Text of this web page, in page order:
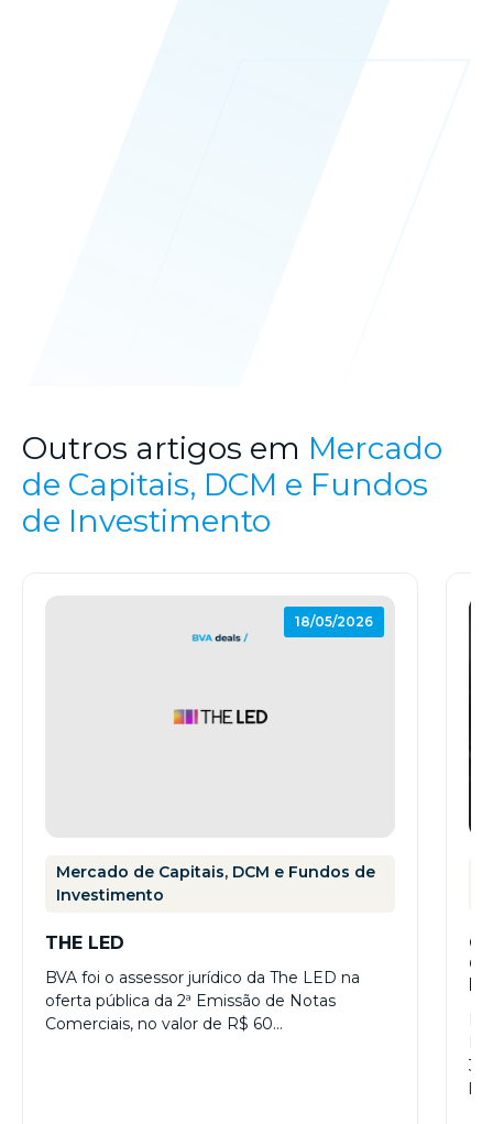
Outros artigos em Mercado
de Capitais, DCM e Fundos
de Investimento
18/05/2026
Mercado de Capitais, DCM e Fundos de
Investimento
THE LED
BVA foi o assessor jurídico da The LED na
oferta pública da 2ª Emissão de Notas
Comerciais, no valor de R$ 60…
3/